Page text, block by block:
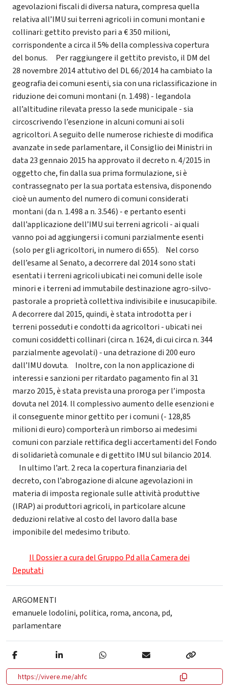
agevolazioni fiscali di diversa natura, compresa quella
relativa all’IMU sui terreni agricoli in comuni montani e
collinari: gettito previsto pari a € 350 milioni,
corrispondente a circa il 5% della complessiva copertura
del bonus. Per raggiungere il gettito previsto, il DM del
28 novembre 2014 attutivo del DL 66/2014 ha cambiato la
geografia dei comuni esenti, sia con una riclassificazione in
riduzione dei comuni montani (n. 1.498) - legandola
all’altitudine rilevata presso la sede municipale - sia
circoscrivendo l’esenzione in alcuni comuni ai soli
agricoltori. A seguito delle numerose richieste di modifica
avanzate in sede parlamentare, il Consiglio dei Ministri in
data 23 gennaio 2015 ha approvato il decreto n. 4/2015 in
oggetto che, fin dalla sua prima formulazione, si è
contrassegnato per la sua portata estensiva, disponendo
cioè un aumento del numero di comuni considerati
montani (da n. 1.498 a n. 3.546) - e pertanto esenti
dall’applicazione dell’IMU sui terreni agricoli - ai quali
vanno poi ad aggiungersi i comuni parzialmente esenti
(solo per gli agricoltori, in numero di 655). Nel corso
dell’esame al Senato, a decorrere dal 2014 sono stati
esentati i terreni agricoli ubicati nei comuni delle isole
minori e i terreni ad immutabile destinazione agro-silvo-
pastorale a proprietà collettiva indivisibile e inusucapibile.
A decorrere dal 2015, quindi, è stata introdotta per i
terreni posseduti e condotti da agricoltori - ubicati nei
comuni cosiddetti collinari (circa n. 1624, di cui circa n. 344
parzialmente agevolati) - una detrazione di 200 euro
dall’IMU dovuta. Inoltre, con la non applicazione di
interessi e sanzioni per ritardato pagamento fin al 31
marzo 2015, è stata prevista una proroga per l’imposta
dovuta nel 2014. Il complessivo aumento delle esenzioni e
il conseguente minor gettito per i comuni (- 128,85
milioni di euro) comporterà un rimborso ai medesimi
comuni con parziale rettifica degli accertamenti del Fondo
di solidarietà comunale e di gettito IMU sul bilancio 2014.
In ultimo l’art. 2 reca la copertura finanziaria del
decreto, con l’abrogazione di alcune agevolazioni in
materia di imposta regionale sulle attività produttive
(IRAP) ai produttori agricoli, in particolare alcune
deduzioni relative al costo del lavoro dalla base
imponibile del medesimo tributo.
Il Dossier a cura del Gruppo Pd alla Camera dei
Deputati
ARGOMENTI
emanuele lodolini, politica, roma,ancona, pd,
parlamentare
https://vivere.me/ahfc